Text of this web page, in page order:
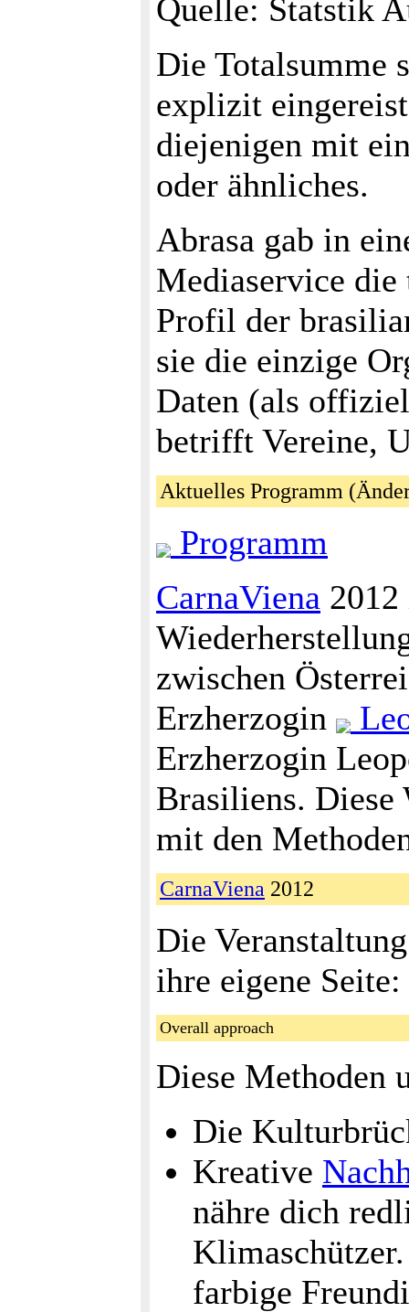
Quelle: Statstik
Die Totalsumme
explizit
diejenigen mit
oder ähnliches.
Abrasa gab in
Mediaservice die
Profil der
sie die einzige
Daten (als
betrifft Vereine,
Aktuelles Programm
Programm
CarnaViena
zwischen
Erzherzogin
Erzherzogin
Brasiliens.
mit den
CarnaViena 2012
Die
ihre eigene Seite:
Overall approach
Diese Methoden
Die
Kreative
nähre dich
farbige